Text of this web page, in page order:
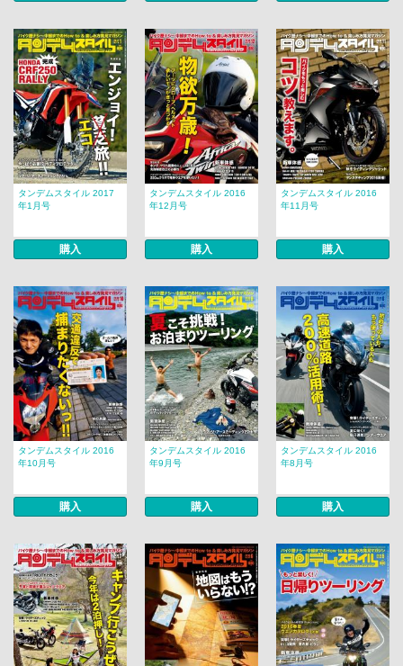
タンデムスタイル 2017
年1月号
購入
タンデムスタイル 2016
年12月号
購入
タンデムスタイル 2016
年11月号
購入
タンデムスタイル 2016
年10月号
購入
タンデムスタイル 2016
年9月号
購入
タンデムスタイル 2016
年8月号
購入